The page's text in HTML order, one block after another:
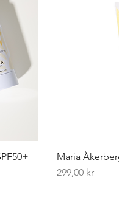
Maria
Pris
299,00 kr